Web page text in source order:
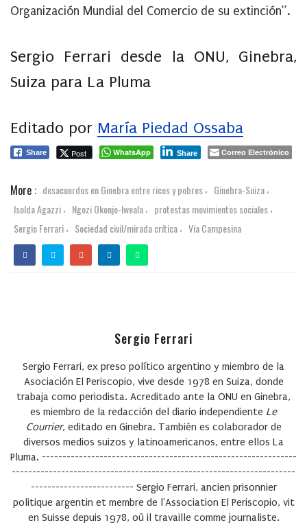
Organización Mundial del Comercio de su extinción”.
Sergio Ferrari desde la ONU, Ginebra,
Suiza para La Pluma
Editado por María Piedad Ossaba
Share Post WhatsApp Share Correo Electrónico
More : desacuerdos en Ginebra entre ricos y pobres , Ginebra-Suiza ,
Isolda Agazzi , Ngozi Okonjo-Iweala , protestas movimientos sociales ,
Sergio Ferrari , Sociedad civil/mirada crítica , Vía Campesina
Sergio Ferrari
Sergio Ferrari, ex preso político argentino y miembro de la
Asociación El Periscopio, vive desde 1978 en Suiza, donde
trabaja como periodista. Acreditado ante la ONU en Ginebra,
es miembro de la redacción del diario independiente Le
Courrier, editado en Ginebra. También es colaborador de
diversos medios suizos y latinoamericanos, entre ellos La
Pluma. --------------------------------------------------------------
---------------------------------------------------------------------
------------------------- Sergio Ferrari, ancien prisonnier
politique argentin et membre de l'Association El Periscopio, vit
en Suisse depuis 1978, où il travaille comme journaliste.